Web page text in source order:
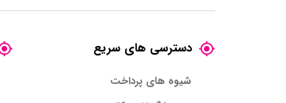
دسترسی های سریع
شیوه های پرداخت